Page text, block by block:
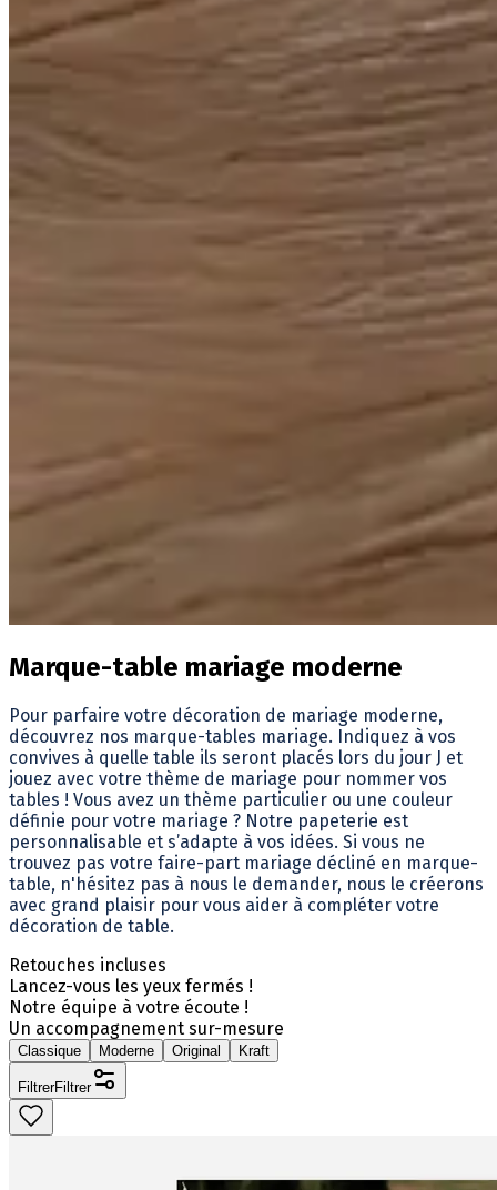
Marque-table mariage moderne
Pour parfaire votre décoration de mariage moderne,
découvrez nos marque-tables mariage. Indiquez à vos
convives à quelle table ils seront placés lors du jour J et
jouez avec votre thème de mariage pour nommer vos
tables ! Vous avez un thème particulier ou une couleur
définie pour votre mariage ? Notre papeterie est
personnalisable et s’adapte à vos idées. Si vous ne
trouvez pas votre faire-part mariage décliné en marque-
table, n'hésitez pas à nous le demander, nous le créerons
avec grand plaisir pour vous aider à compléter votre
décoration de table.
Retouches incluses
Lancez-vous les yeux fermés !
Notre équipe à votre écoute !
Un accompagnement sur-mesure
Classique Moderne Original Kraft
FiltrerFiltrer